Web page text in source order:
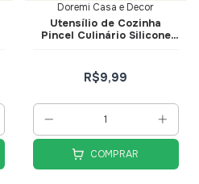
Doremi Casa e Decor
Utensílio de Cozinha
Pincel Culinário Silicone
R$9,99
COMPRAR